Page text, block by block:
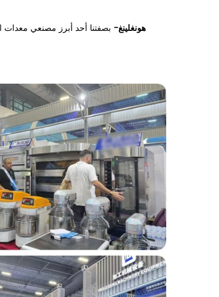
هونغلينغ- بصفتنا أحد أبرز مصنعي معدات المخابز،